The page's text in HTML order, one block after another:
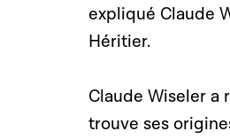
expliqué Claude
Héritier.
Claude Wiseler a
trouve ses